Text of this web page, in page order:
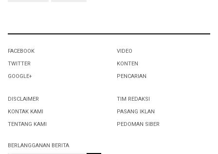
FACEBOOK
TWITTER
GOOGLE+
VIDEO
KONTEN
PENCARIAN
DISCLAIMER
KONTAK KAMI
TENTANG KAMI
TIM REDAKSI
PASANG IKLAN
PEDOMAN SIBER
BERLANGGANAN BERITA